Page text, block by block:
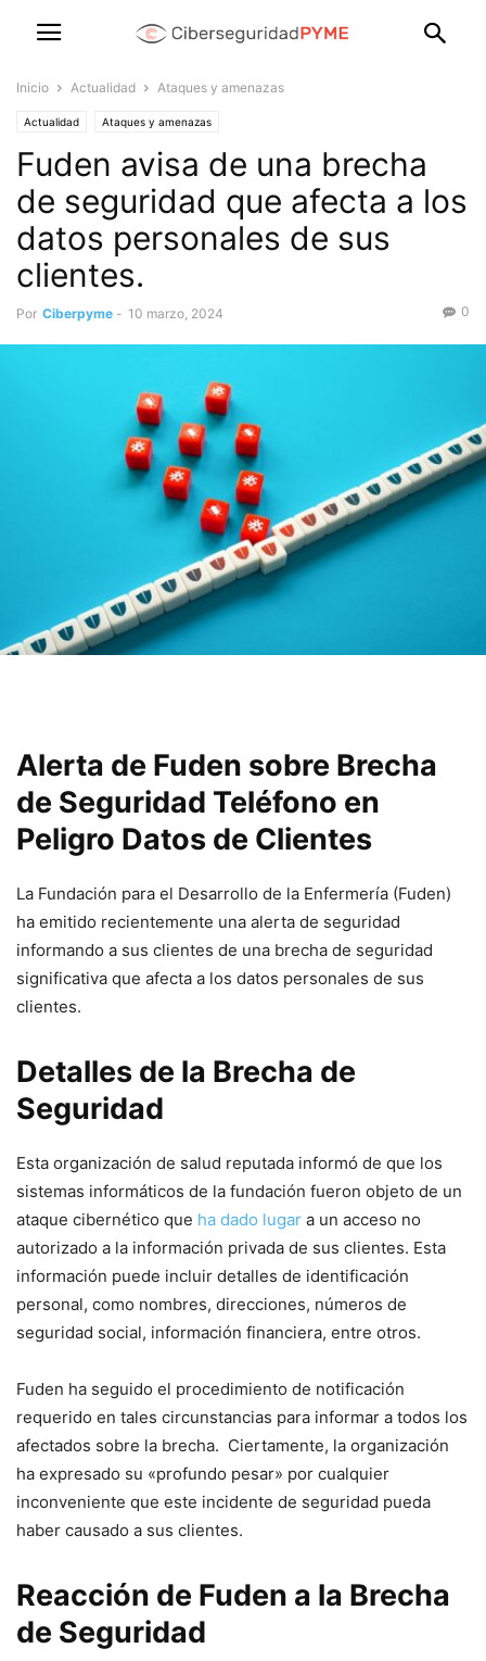
Inicio Actualidad Ataques y amenazas
Actualidad Ataques y amenazas
Fuden avisa de una brecha
de seguridad que afecta a los
datos personales de sus
clientes.
Por Ciberpyme - 10 marzo, 2024 0
Alerta de ‍Fuden⁢ sobre‍ Brecha
de ‌Seguridad Teléfono en
Peligro Datos de Clientes
La Fundación para el Desarrollo de la Enfermería (Fuden)
ha emitido recientemente una alerta de⁤ seguridad
informando a sus clientes de una⁤ brecha de seguridad
significativa que ⁤afecta a los datos personales de sus
clientes.
Detalles de la Brecha de‍
Seguridad‌
Esta ⁢organización de salud ‌reputada informó de ⁢que los
sistemas informáticos de la fundación fueron objeto de un
ataque cibernético que ha dado lugar a un ​acceso no
autorizado a la información ⁣privada de sus clientes. Esta
‍información⁣ puede incluir detalles de identificación‌
personal, como nombres, ⁣direcciones,⁣ números⁤ de
seguridad social, información financiera, entre otros.
Fuden ha seguido el procedimiento de​ notificación
⁢requerido en tales circunstancias para informar a todos los
afectados sobre la brecha. ‌ Ciertamente, la ⁢organización
ha expresado su «profundo pesar» por cualquier
inconveniente que este‌ incidente de seguridad pueda
haber causado a sus clientes.
Reacción de Fuden a la Brecha
de Seguridad